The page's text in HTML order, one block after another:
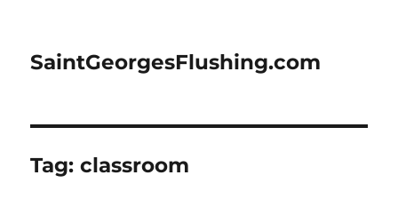
SaintGeorgesFlushing.com
Tag:classroom